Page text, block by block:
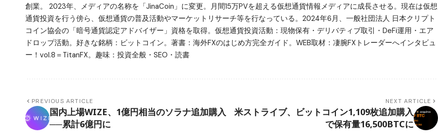
創業。 2023年、メディアの名称を「JinaCoin」に変更。月間15万PVを超える仮想通貨情報メディアに成長させる。現在は仮想
通貨投資を行う傍ら、仮想通貨の普及活動やマーケットリサーチ等を行なっている。2024年6月、一般社団法人 日本クリプト
コイン協会の「暗号通貨認定アドバイザー」資格を取得。仮想通貨投資活動：現物保有・デリバティブ取引・DeFi運用・エア
ドロップ活動。好きな銘柄：ビットコイン。著書：海外FXのはじめ方完全ガイド。WEB取材：凄腕FXトレーダーへインタビュ
ー！vol.8＝TitanFX。趣味：投資全般・SEO・読書
PREVIOUS ARTICLE
国内上場WIZE、1億円相当のソラナ追加購入
──累計6億円に
NEXT ARTICLE
米ストライブ、ビットコイン1,109枚追加購入
で保有量16,500BTCに